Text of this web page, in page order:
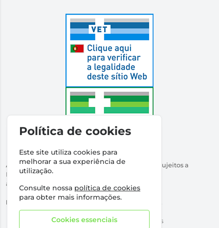
Autorizado a Disponibilizar Medicamentos Não Sujeitos a
Receita Médica
através da Internet pelo Infarmed. I.P.
Direção Técnica:Dr Ricardo Santos
NIPC:
509316760 | Farmácia Santos Salvador, Lda.
©2026 Todos os direitos reservados
Política de cookies
Este site utiliza cookies para
melhorar a sua experiência de
utilização.
Consulte nossa política de cookies
para obter mais informações.
Cookies essenciais